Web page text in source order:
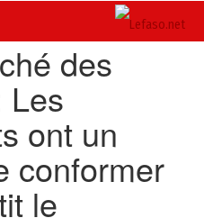
des
Les
ont un
conformer
le